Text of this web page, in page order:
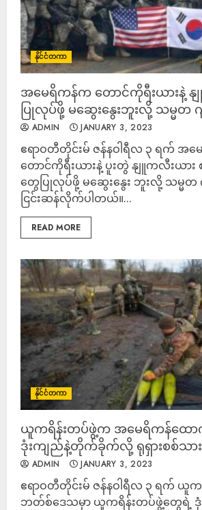
နိုင်ငံတကာ
အမေရိကန်က တောင်ကိုရီးယားနဲ့
ပြုလုပ်ဖို့ မဆွေးနွေးဘူးလို့ သမ္မတ ဂ
ADMIN JANUARY 3, 2023
ဧရာဝတီတိုင်းမ် ဇန်နဝါရီလ ၃ ရက် အ
တောင်ကိုရီးယားနဲ့ ပူးတွဲ နျူကလီးယား
တွေပြုလုပ်ဖို့ မဆွေးနွေး ဘူးလို့ သမ္မတ
ငြင်းဆန်လိုက်ပါတယ်။...
READ MORE
နိုင်ငံတကာ
ယူကရိန်းတပ်ဖွဲ့က အမေရိကန်ထော
ဒုံးကျည်နဲ့တိုက်ခိုက်လို့ ရုရှားစစ်သာ
ADMIN JANUARY 3, 2023
ဧရာဝတီတိုင်းမ် ဇန်နဝါရီလ ၃ ရက် ယူက
ဘတ်စ်ဒေသမှာ ယူကရိန်းတပ်ဖွဲ့တွေရဲ့